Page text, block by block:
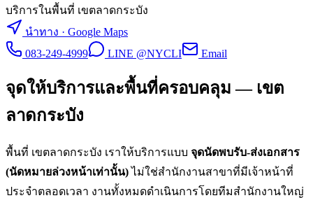
บริการในพื้นที่ เขตลาดกระบัง
นำทาง · Google Maps
083-249-4999
LINE @NYCLI Email
จุดให้บริการและพื้นที่ครอบคลุม — เขต
ลาดกระบัง
พื้นที่ เขตลาดกระบัง เราให้บริการแบบ จุดนัดพบรับ-ส่งเอกสาร
(นัดหมายล่วงหน้าเท่านั้น) ไม่ใช่สำนักงานสาขาที่มีเจ้าหน้าที่
ประจำตลอดเวลา งานทั้งหมดดำเนินการโดยทีมสำนักงานใหญ่